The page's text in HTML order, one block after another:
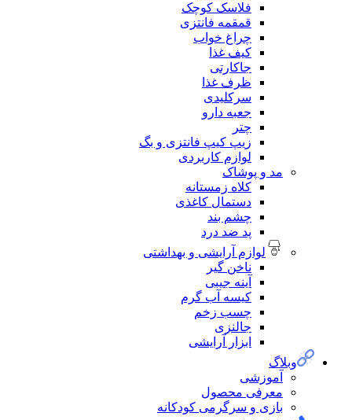
فلاسک کوچک
قمقمه فانتزی
چراغ خواب
زیپ کیپ فانتزی و بگ
لوازم کاربردی
مد و پوشاک
کلاه زمستانه
دستمال کاغذی
لوازم آرایشی و بهداشتی
کیسه آب گرم
چسب زخم
ابزار آرایشی
معرفی محصول
بازی و سرگرمی کودکانه